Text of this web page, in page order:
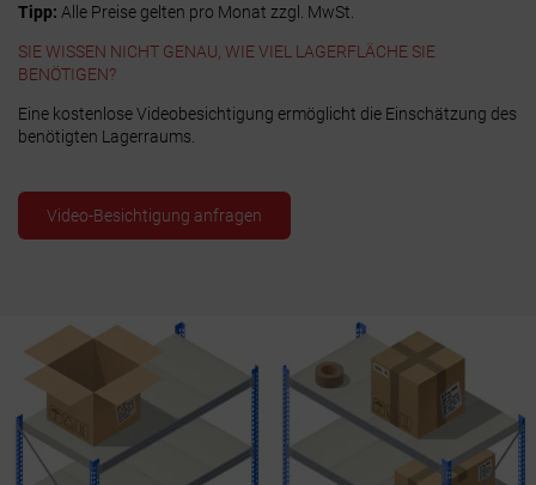
Tipp: Alle Preise gelten pro Monat zzgl. MwSt.
SIE WISSEN NICHT GENAU, WIE VIEL LAGERFLÄCHE SIE
BENÖTIGEN?
Eine kostenlose Videobesichtigung ermöglicht die Einschätzung des
benötigten Lagerraums.
Video-Besichtigung anfragen